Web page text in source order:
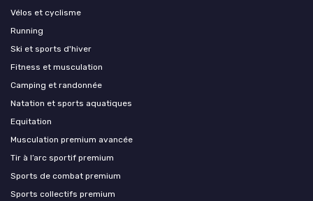
Vélos et cyclisme
Running
Ski et sports d'hiver
Fitness et musculation
Camping et randonnée
Natation et sports aquatiques
Equitation
Musculation premium avancée
Tir à l’arc sportif premium
Sports de combat premium
Sports collectifs premium